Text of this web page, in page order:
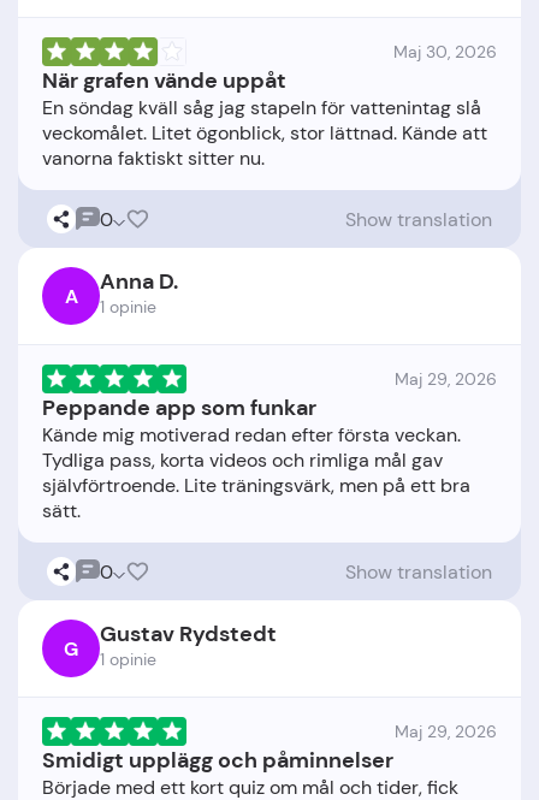
Maj 30, 2026
När grafen vände uppåt
En söndag kväll såg jag stapeln för vattenintag slå
veckomålet. Litet ögonblick, stor lättnad. Kände att
0 Show translation
A Anna D.
1 opinie
Maj 29, 2026
Peppande app som funkar
Kände mig motiverad redan efter första veckan.
Tydliga pass, korta videos och rimliga mål gav
självförtroende. Lite träningsvärk, men på ett bra
0 Show translation
G Gustav Rydstedt
1 opinie
Maj 29, 2026
Smidigt upplägg och påminnelser
Började med ett kort quiz om mål och tider, fick